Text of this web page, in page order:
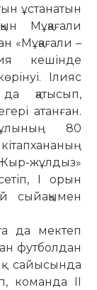
ұстанатын
Мұқағали
«Мұқағали –
кешінде
Ілияс
қатысып,
атанған.
80
жұлдыз»
І орын
сыйақымен
да мектеп
футболдан
сайысында
команда ІІ